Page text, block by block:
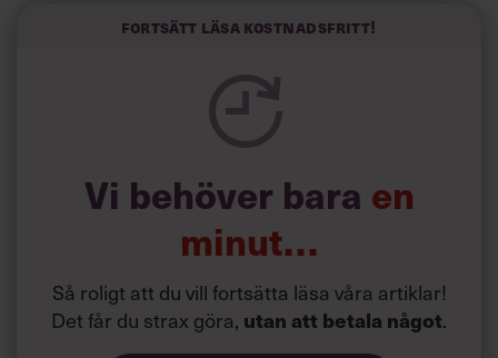
kompetenta och stå med båda fötterna på jorden. Hellre
spelevink i högklackat, är hur jag brukar sammanfatta de
önskningar som svenskarna för fram i undersökningar.”
Siri Wikander: ”Led som i
början av pandemin”
Fortsätt läsa kostnadsfritt!
Vi behöver bara en
minut…
Så roligt att du vill fortsätta läsa våra artiklar!
Det får du strax göra, utan att betala något.